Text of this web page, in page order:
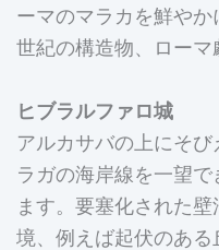
ーマのマラカを鮮や
世紀の構造物、ローマ
ヒブラルファロ城
アルカサバの上にそ
ラガの海岸線を一望
ます。要塞化された
境、例えば起伏のあ